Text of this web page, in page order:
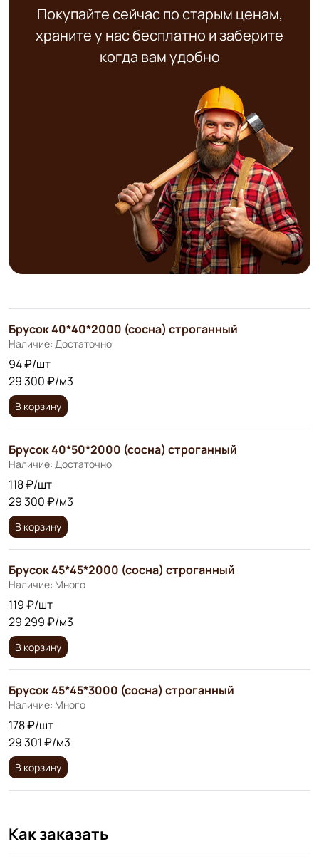
Покупайте сейчас по старым ценам,
храните у нас бесплатно и заберите
когда вам удобно
Брусок 40*40*2000 (сосна) строганный
Наличие: Достаточно
94 ₽/шт
29 300 ₽/м3
В корзину
Брусок 40*50*2000 (сосна) строганный
Наличие: Достаточно
118 ₽/шт
29 300 ₽/м3
В корзину
Брусок 45*45*2000 (сосна) строганный
Наличие: Много
119 ₽/шт
29 299 ₽/м3
В корзину
Брусок 45*45*3000 (сосна) строганный
Наличие: Много
178 ₽/шт
29 301 ₽/м3
В корзину
Как заказать